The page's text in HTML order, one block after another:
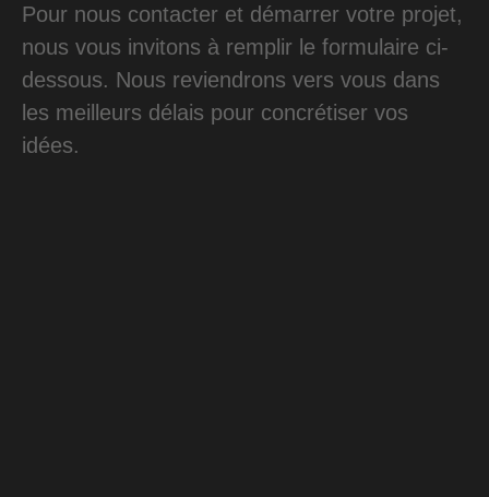
Pour nous contacter et démarrer votre projet,
nous vous invitons à remplir le formulaire ci-
dessous. Nous reviendrons vers vous dans
les meilleurs délais pour concrétiser vos
idées.